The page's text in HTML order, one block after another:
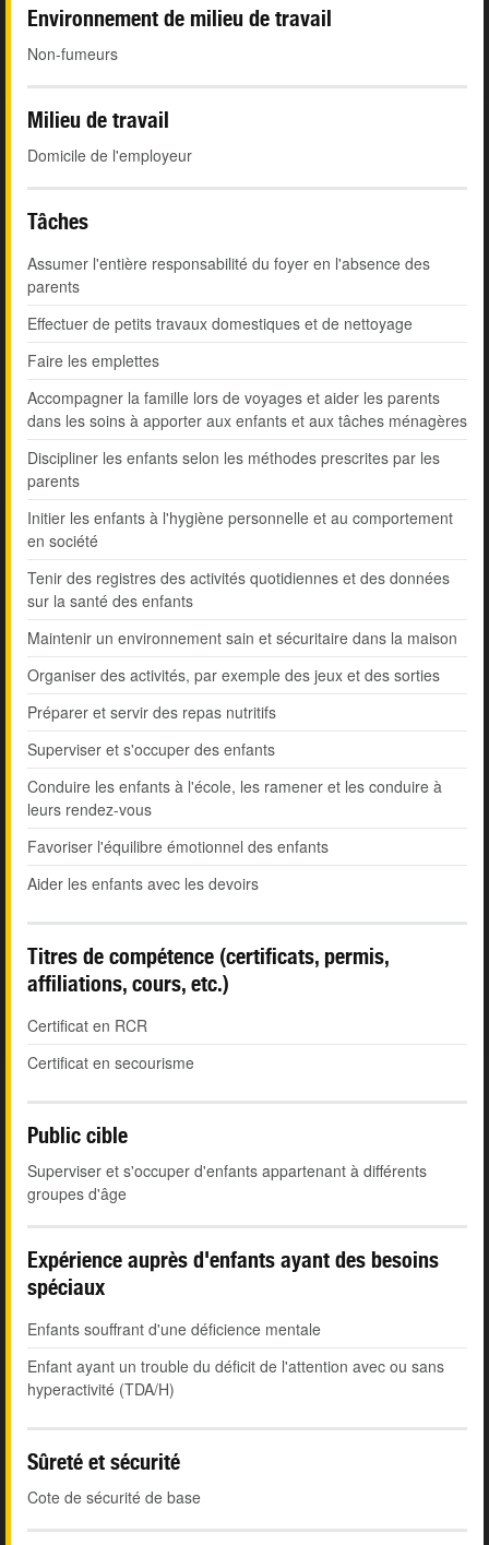
Environnement de milieu de travail
Non-fumeurs
Milieu de travail
Domicile de l'employeur
Tâches
Assumer l'entière responsabilité du foyer en l'absence des
parents
Effectuer de petits travaux domestiques et de nettoyage
Faire les emplettes
Accompagner la famille lors de voyages et aider les parents
dans les soins à apporter aux enfants et aux tâches ménagères
Discipliner les enfants selon les méthodes prescrites par les
parents
Initier les enfants à l'hygiène personnelle et au comportement
en société
Tenir des registres des activités quotidiennes et des données
sur la santé des enfants
Maintenir un environnement sain et sécuritaire dans la maison
Organiser des activités, par exemple des jeux et des sorties
Préparer et servir des repas nutritifs
Superviser et s'occuper des enfants
Conduire les enfants à l'école, les ramener et les conduire à
leurs rendez-vous
Favoriser l'équilibre émotionnel des enfants
Aider les enfants avec les devoirs
Titres de compétence (certificats, permis,
affiliations, cours, etc.)
Certificat en RCR
Certificat en secourisme
Public cible
Superviser et s'occuper d'enfants appartenant à différents
groupes d'âge
Expérience auprès d'enfants ayant des besoins
spéciaux
Enfants souffrant d'une déficience mentale
Enfant ayant un trouble du déficit de l'attention avec ou sans
hyperactivité (TDA/H)
Sûreté et sécurité
Cote de sécurité de base